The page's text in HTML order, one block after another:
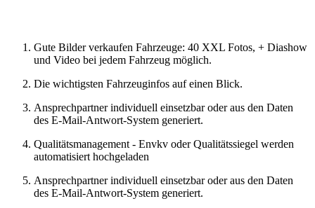
Gute Bilder verkaufen Fahrzeuge: 40 XXL Fotos, + Diashow
und Video bei jedem Fahrzeug möglich.
Die wichtigsten Fahrzeuginfos auf einen Blick.
Ansprechpartner individuell einsetzbar oder aus den Daten
des E-Mail-Antwort-System generiert.
Qualitätsmanagement - Envkv oder Qualitätssiegel werden
automatisiert hochgeladen
Ansprechpartner individuell einsetzbar oder aus den Daten
des E-Mail-Antwort-System generiert.